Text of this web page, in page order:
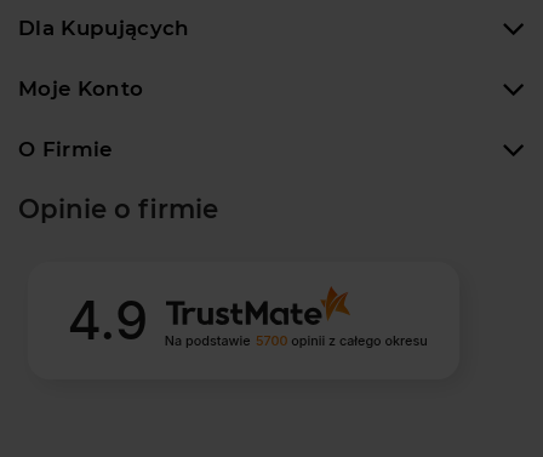
Dla Kupujących
Moje Konto
O Firmie
Opinie o firmie